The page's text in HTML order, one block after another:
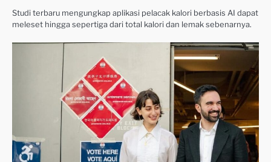
Studi terbaru mengungkap aplikasi pelacak kalori berbasis AI dapat
meleset hingga sepertiga dari total kalori dan lemak sebenarnya.